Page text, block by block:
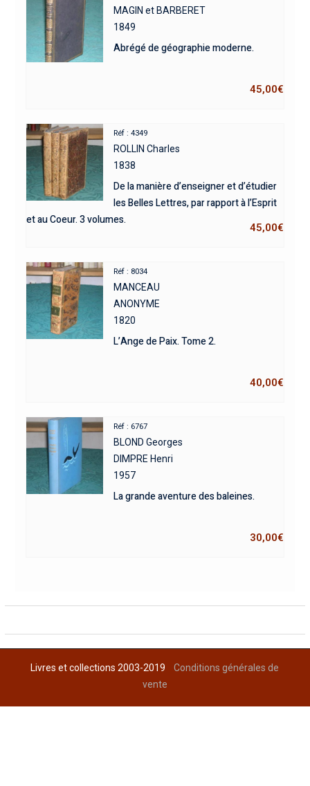
MAGIN et BARBERET
1849
Abrégé de géographie moderne.
45,00€
Réf : 4349
ROLLIN Charles
1838
De la manière d’enseigner et d’étudier
les Belles Lettres, par rapport à l’Esprit
et au Coeur. 3 volumes.
45,00€
Réf : 8034
MANCEAU
ANONYME
1820
L’Ange de Paix. Tome 2.
40,00€
Réf : 6767
BLOND Georges
DIMPRE Henri
1957
La grande aventure des baleines.
30,00€
Livres et collections 2003-2019Conditions générales de
vente